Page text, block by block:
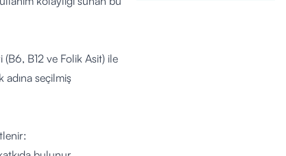
B12 ve Folik Asit) ile
adına seçilmiş